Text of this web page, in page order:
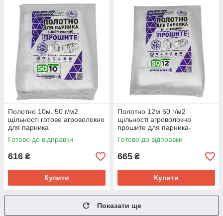
Полотно 10м. 50 г/м2
щільності готове агроволокно
для парника
Готово до відправки
616 ₴
Купити
Полотно 12м 50 г/м2
щільності агроволокно
прошите для парника-
теплиці
Готово до відправки
665 ₴
Купити
Показати ще